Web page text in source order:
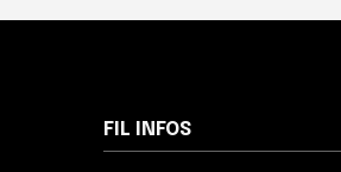
FIL INFOS